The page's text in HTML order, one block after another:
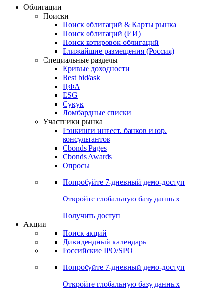
Cbonds Review
ежеквартальный аналитический журнал
Облигации
Поиски
Поиск облигаций & Карты рынка
Поиск облигаций (ИИ)
Поиск котировок облигаций
Ближайшие размещения (Россия)
Специальные разделы
Кривые доходности
Best bid/ask
ЦФА
ESG
Сукук
Ломбардные списки
Участники рынка
Рэнкинги инвест. банков и юр.
Cbonds Pages
Опросы
Попробуйте7-дневный
Откройте глобальную базу данных
Получить доступ
Поиск акций
Российские IPO/SPO